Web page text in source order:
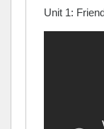
Unit 1: